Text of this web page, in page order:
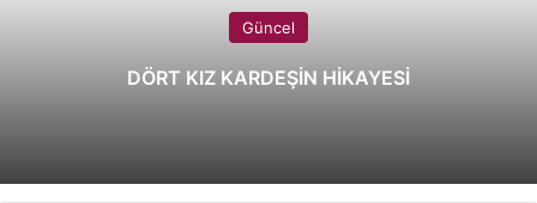
Güncel
DÖRT KIZ KARDEŞİN HİKAYESİ